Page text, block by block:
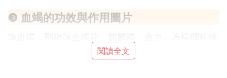
❸ 血竭的功效與作用圖片
色植物麒麟竭果子中外滲的環氧樹脂。在印尼、新加
坡和沙特等地，有一種多年生長 蔓生植物，它一般
閱讀全文